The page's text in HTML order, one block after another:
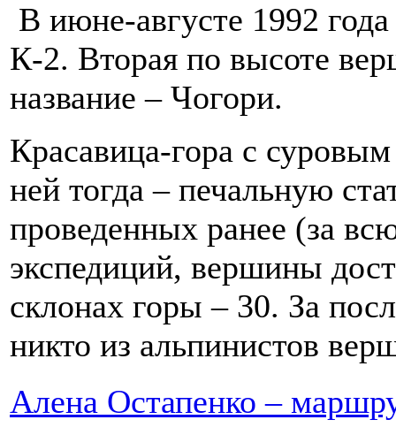
В июне-августе 1992
К-2. Вторая по высоте
название – Чогори.
Красавица-гора с
ней тогда – печальную
проведенных ранее (за
экспедиций, вершины
склонах горы – 30. За
никто из альпинистов
Алена Остапенко –